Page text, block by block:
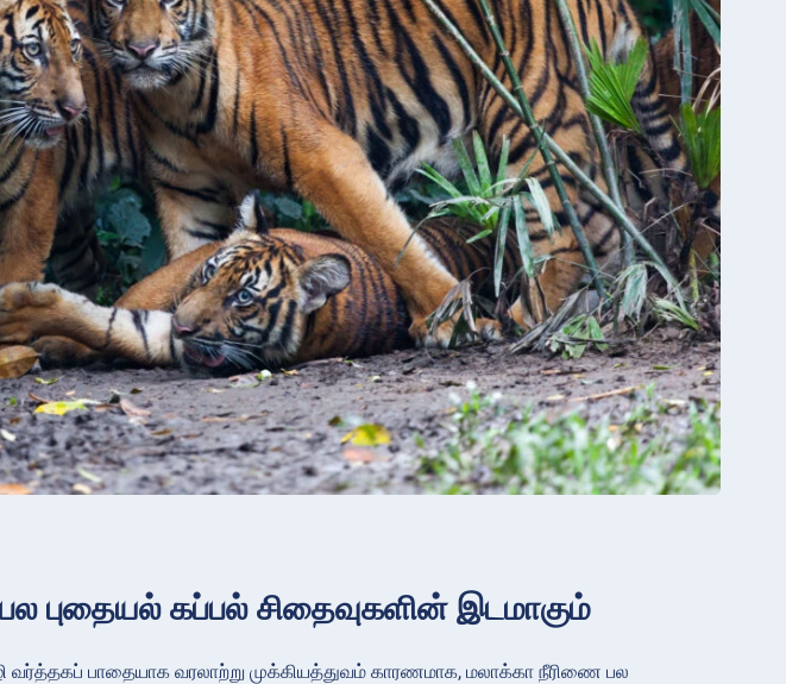
புதையல் கப்பல் சிதைவுகளின் இடமாகும்
வர்த்தகப் பாதையாக வரலாற்று முக்கியத்துவம் காரணமாக, மலாக்கா நீரிணை பல